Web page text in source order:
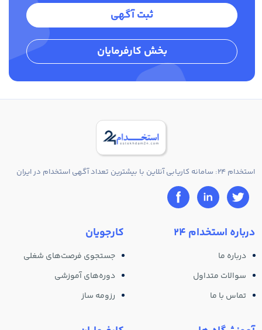
ثبت آگهی
بخش کارفرمایان
استخدام 24: سامانه کاریابی آنلاین با بیشترین تعداد آگهی استخدام در ایران
درباره استخدام 24
درباره ما
سوالات متداول
تماس با ما
کارجویان
جستجوی فرصت‌های شغلی
دوره‌های آموزشی
رزومه ساز